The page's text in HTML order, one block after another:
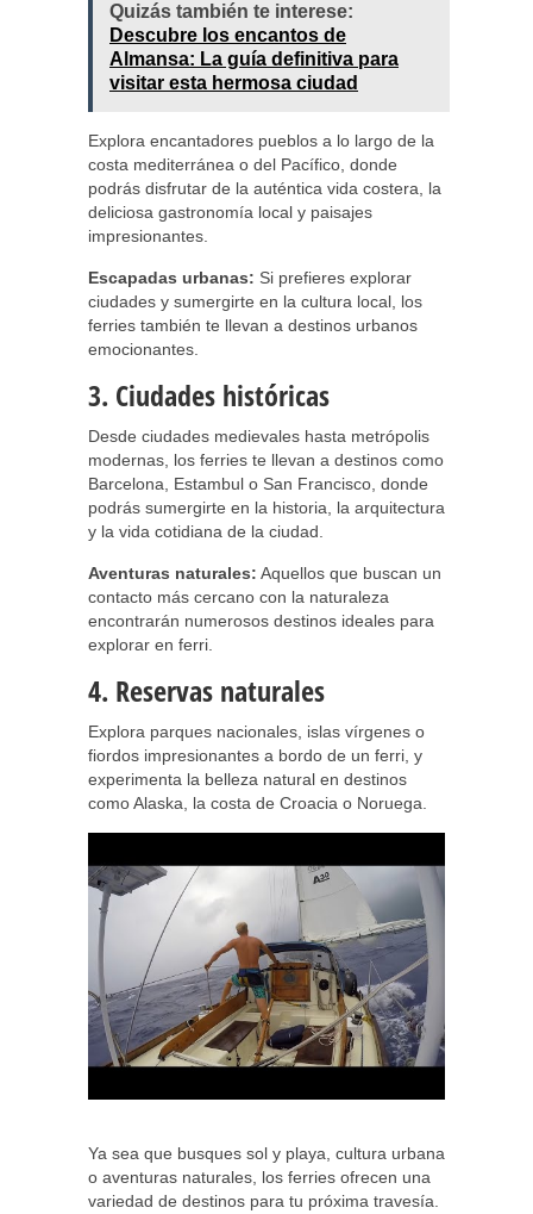
Quizás también te interese:
Descubre los encantos de
Almansa: La guía definitiva para
visitar esta hermosa ciudad
Explora encantadores pueblos a lo largo de la
costa mediterránea o del Pacífico, donde
podrás disfrutar de la auténtica vida costera, la
deliciosa gastronomía local y paisajes
impresionantes.
Escapadas urbanas: Si prefieres explorar
ciudades y sumergirte en la cultura local, los
ferries también te llevan a destinos urbanos
emocionantes.
3. Ciudades históricas
Desde ciudades medievales hasta metrópolis
modernas, los ferries te llevan a destinos como
Barcelona, Estambul o San Francisco, donde
podrás sumergirte en la historia, la arquitectura
y la vida cotidiana de la ciudad.
Aventuras naturales: Aquellos que buscan un
contacto más cercano con la naturaleza
encontrarán numerosos destinos ideales para
explorar en ferri.
4. Reservas naturales
Explora parques nacionales, islas vírgenes o
fiordos impresionantes a bordo de un ferri, y
experimenta la belleza natural en destinos
como Alaska, la costa de Croacia o Noruega.
Ya sea que busques sol y playa, cultura urbana
o aventuras naturales, los ferries ofrecen una
variedad de destinos para tu próxima travesía.